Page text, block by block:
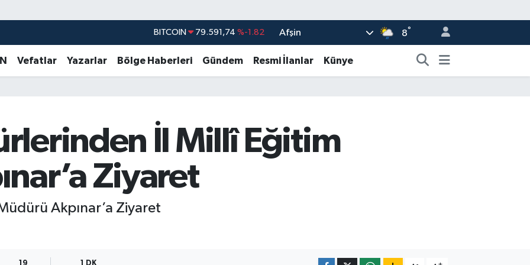
DOLAR 45,43620 %0.02
STERLİN 61,60380 %0.18
BITCOIN 79.591,74 %-1.82
Afşin 8°
Vefatlar Yazarlar Bölge Haberleri Gündem Resmi İlanlar Künye
İl Millî Eğitim
Ziyaret
Akpınar’a Ziyaret
19 1 DK